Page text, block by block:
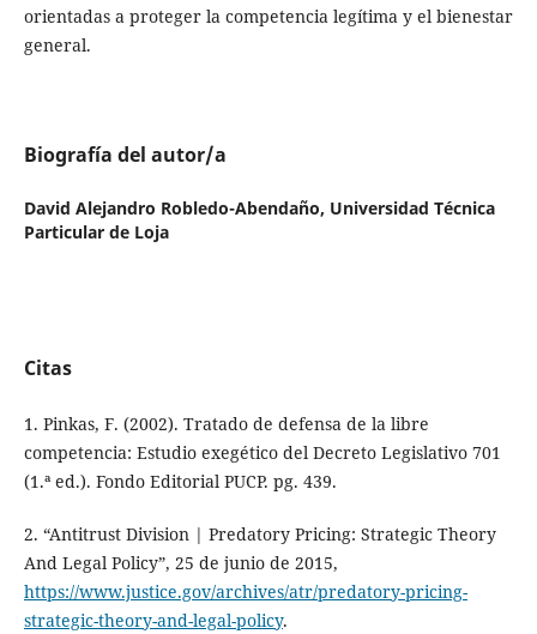
orientadas a proteger la competencia legítima y el bienestar
general.
Biografía del autor/a
David Alejandro Robledo-Abendaño, Universidad Técnica
Particular de Loja
Citas
1. Pinkas, F. (2002). Tratado de defensa de la libre
competencia: Estudio exegético del Decreto Legislativo 701
(1.ª ed.). Fondo Editorial PUCP. pg. 439.
2. “Antitrust Division | Predatory Pricing: Strategic Theory
And Legal Policy”, 25 de junio de 2015,
https://www.justice.gov/archives/atr/predatory-pricing-
strategic-theory-and-legal-policy.